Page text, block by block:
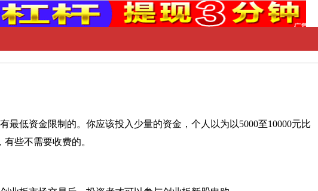
最低资金限制的。你应该投入少量的资金，个人以为以5000至10000元比
些不需要收费的。